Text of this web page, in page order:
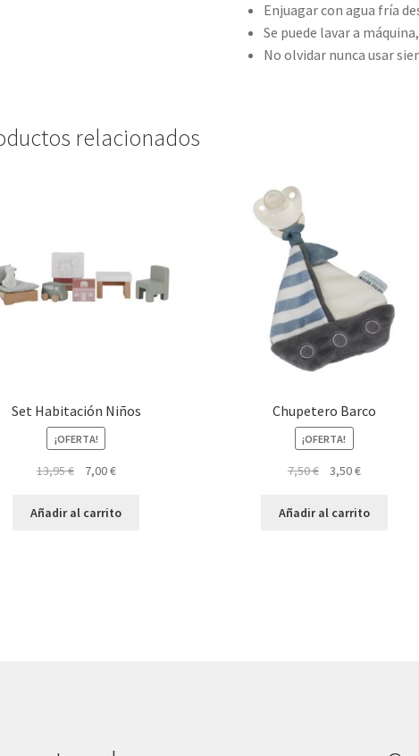
Enjuagar con agua fría
Se puede lavar a
No olvidar nunca usar
relacionados
Set Habitación Niños
¡OFERTA!
13,95€
original
7,00€El
actual
Añadir al carrito
Chupetero Barco
¡OFERTA!
7,50€
original
3,50€El
actual
Añadir al carrito